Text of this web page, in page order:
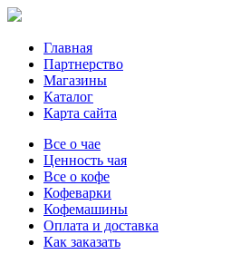
Главная
Партнерство
Магазины
Каталог
Карта сайта
Все о чае
Ценность чая
Все о кофе
Кофеварки
Кофемашины
Оплата и доставка
Как заказать